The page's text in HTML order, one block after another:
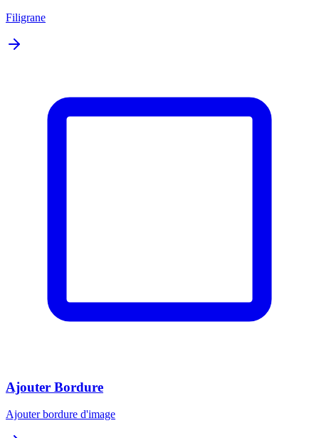
Filigrane
Ajouter Bordure
Ajouter bordure d'image